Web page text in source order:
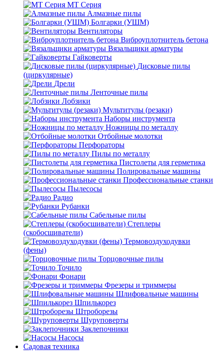
MT Серия
Алмазные пилы
Болгарки (УШМ)
Вентиляторы
Виброуплотнитель бетона
Вязальщики арматуры
Гайковерты
Дисковые пилы
(циркулярные)
Дрели
Ленточные пилы
Лобзики
Мультитулы (резаки)
Наборы инструмента
Ножницы по металлу
Отбойные молотки
Перфораторы
Пилы по металлу
Пистолеты для герметика
Полировальные машины
Профессиональные станки
Пылесосы
Радио
Рубанки
Сабельные пилы
Степлеры
(скобосшиватели)
Термовоздуходувки
(фены)
Торцовочные пилы
Точило
Фонари
Фрезеры и триммеры
Шлифовальные машины
Шпилькорез
Штроборезы
Шуруповерты
Заклепочники
Насосы
Садовая техника